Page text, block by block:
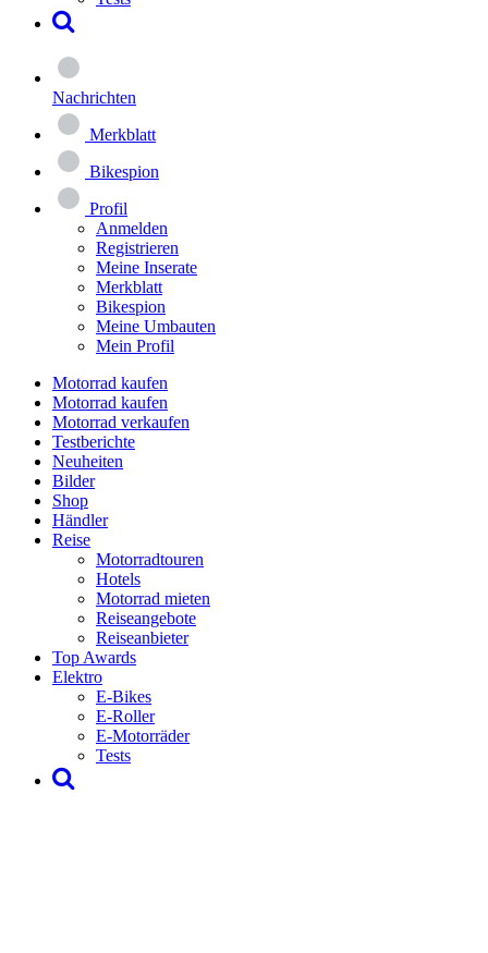
Nachrichten
Merkblatt
Bikespion
Profil
Anmelden
Registrieren
Meine Inserate
Merkblatt
Bikespion
Meine Umbauten
Mein Profil
Motorrad kaufen
Motorrad kaufen
Motorrad verkaufen
Testberichte
Neuheiten
Bilder
Shop
Händler
Reise
Motorradtouren
Hotels
Motorrad mieten
Reiseangebote
Reiseanbieter
Top Awards
Elektro
E-Bikes
E-Roller
E-Motorräder
Tests